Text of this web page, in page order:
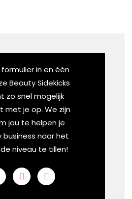
in en één
Beauty Sidekicks
zo snel mogelijk
met je op. We zijn
jou te helpen je
business naar het
niveau te tillen!
I
n
S
p